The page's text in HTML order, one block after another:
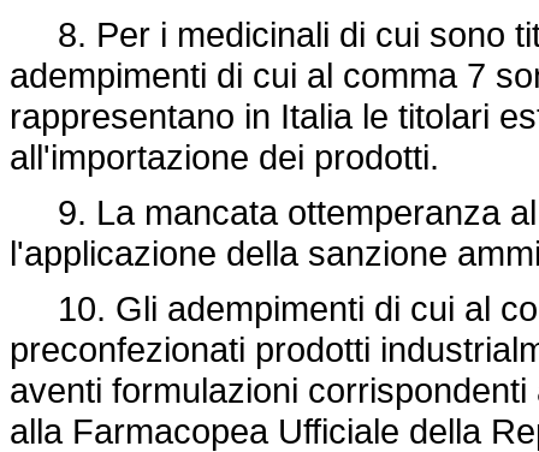
8. Per i medicinali di cui sono
adempimenti di cui al comma 7
rappresentano in Italia le titolari
all'importazione dei prodotti.
9. La mancata ottemperanza
l'applicazione della sanzione
10. Gli adempimenti di cui al
preconfezionati prodotti
aventi formulazioni
alla Farmacopea Ufficiale della